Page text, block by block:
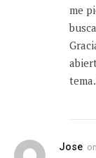
me
Jose on